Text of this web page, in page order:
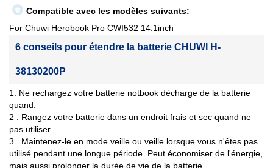
Compatible avec les modèles suivants:
For Chuwi Herobook Pro CWI532 14.1inch
6 conseils pour étendre la batterie CHUWI H-
38130200P
1. Ne rechargez votre batterie notbook décharge de la batterie
quand.
2 . Rangez votre batterie dans un endroit frais et sec quand ne
pas utiliser.
3 . Maintenez-le en mode veille ou veille lorsque vous n'êtes pas
utilisé pendant une longue période. Peut économiser de l'énergie,
mais aussi prolonger la durée de vie de la batterie